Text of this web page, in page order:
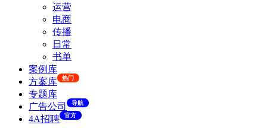
运营
电商
传播
日常
书单
案例库
方案库
热门
专题库
广告公司
导航
4A招聘 官方